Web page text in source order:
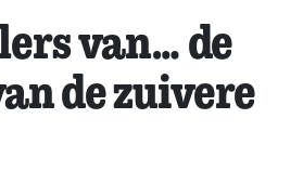
van… de
de zuivere